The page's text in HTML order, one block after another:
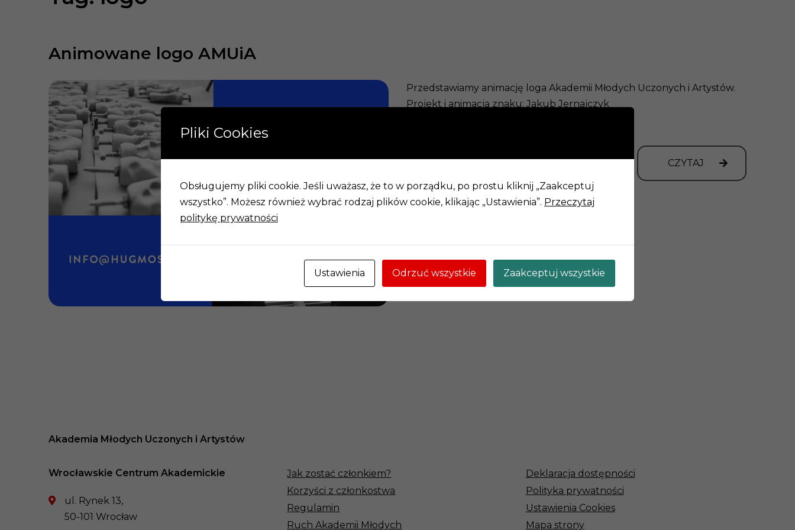
Animowane logo AMUiA
Przedstawiamy animację loga Akademii Młodych Uczonych i Artystów.
Projekt i animacja znaku: Jakub Jernajczyk
CZYTAJ ANIMOWANE
Akademia Młodych Uczonych i Artystów
Wrocławskie Centrum Akademickie
ul. Rynek 13,
50-101 Wrocław
Jak zostać członkiem?
Korzyści z członkostwa
Regulamin
Ruch Akademii Młodych
Deklaracja dostępności
Polityka prywatności
Ustawienia Cookies
Mapa strony
Pliki Cookies
Obsługujemy pliki cookie. Jeśli uważasz, że to w porządku, po prostu kliknij „Zaakceptuj
wszystko”. Możesz również wybrać rodzaj plików cookie, klikając „Ustawienia”. Przeczytaj
politykę prywatności
Ustawienia Odrzuć wszystkie Zaakceptuj wszystkie